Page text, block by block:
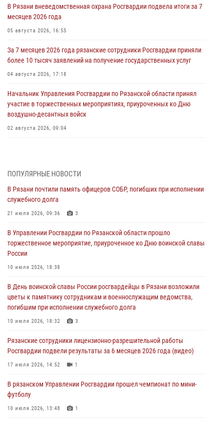
В Рязани вневедомственная охрана Росгвардии подвела итоги за 7
месяцев 2026 года
05 августа 2026, 16:55
За 7 месяцев 2026 года рязанские сотрудники Росгвардии приняли
более 10 тысяч заявлений на получение государственных услуг
04 августа 2026, 17:18
Начальник Управления Росгвардии по Рязанской области принял
участие в торжественных мероприятиях, приуроченных ко Дню
воздушно-десантных войск
02 августа 2026, 09:04
Для детей рязанских росгвардейцев в историческом музее провели
экскурсию по экспозиции, посвящённой губернской эпохе
В Управлении Росгвардии по Рязанской области состоялось
награждение военнослужащих государственными наградами
29 июля 2026, 15:49
Рязанским росгвардейцам провели лекции о Крещении Руси
28 июля 2026, 09:22 1
При силовой поддержке ОМОН житель Касимовского округа лишён
законодательства
27 июля 2026, 15:26
ПОПУЛЯРНЫЕ НОВОСТИ
В Рязани почтили память офицеров СОБР, погибших при исполнении
служебного долга
21 июля 2026, 09:36 3
В Управлении Росгвардии по Рязанской области прошло
торжественное мероприятие, приуроченное ко Дню воинской славы
России
10 июля 2026, 18:38
В День воинской славы России росгвардейцы в Рязани возложили
цветы к памятнику сотрудникам и военнослужащим ведомства,
погибшим при исполнении служебного долга
10 июля 2026, 18:32 3
Рязанские сотрудники лицензионно-разрешительной работы
Росгвардии подвели результаты за 6 месяцев 2026 года (видео)
17 июля 2026, 14:52 1
В рязанском Управлении Росгвардии прошел чемпионат по мини-
футболу
10 июля 2026, 13:48 1